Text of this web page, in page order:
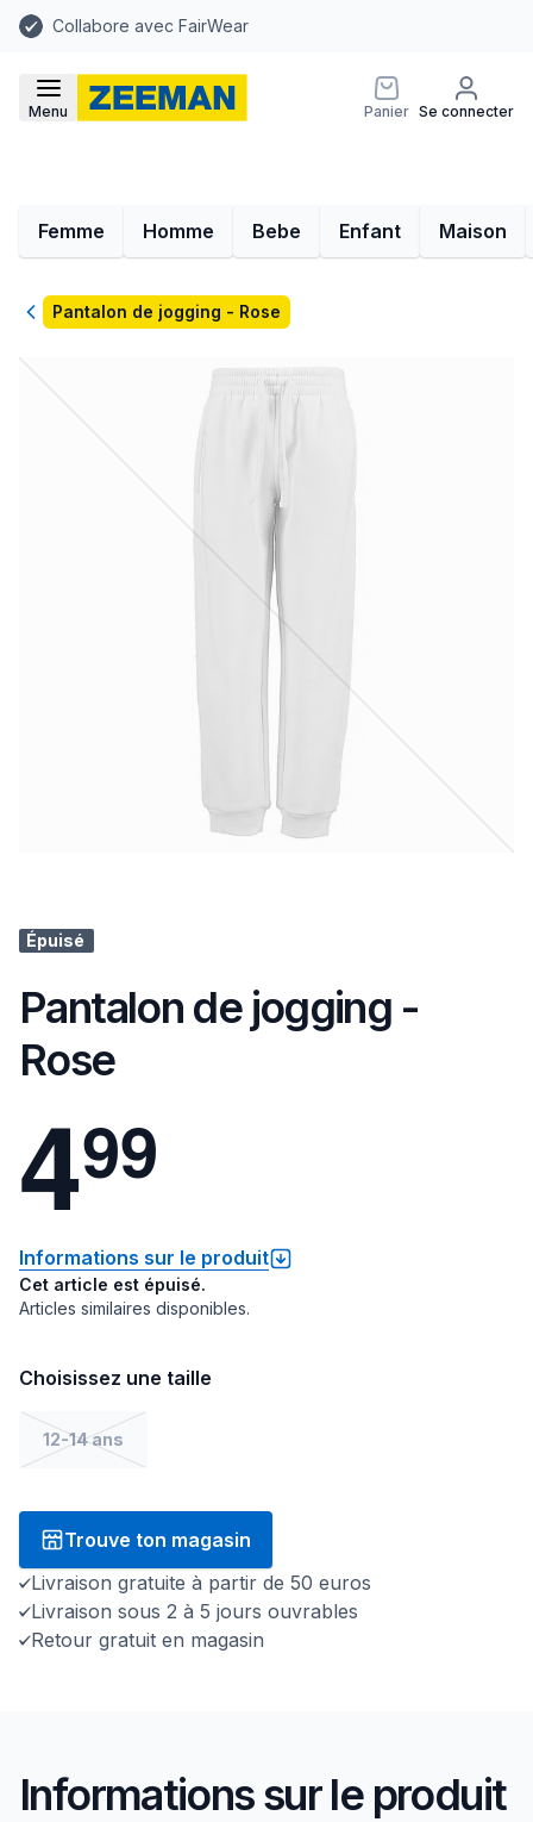
Collabore avec FairWear
Menu Panier Se connecter
Femme Homme Bebe Enfant Maison
RetourPantalon de jogging - Rose
Épuisé
Pantalon de jogging -
Rose
499
Informations sur le produit
Cet article est épuisé.
Articles similaires disponibles.
Choisissez une taille
12-14 ans
Trouve ton magasin
Livraison gratuite à partir de 50 euros
Livraison sous 2 à 5 jours ouvrables
Retour gratuit en magasin
Informations sur le produit